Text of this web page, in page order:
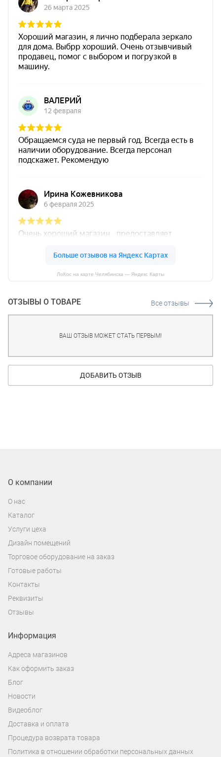
ЛоКос на карте Челябинска — Яндекс Карты
ОТЗЫВЫ О ТОВАРЕ Все отзывы
ВАШ ОТЗЫВ МОЖЕТ СТАТЬ ПЕРВЫМ!
ДОБАВИТЬ ОТЗЫВ
О компании
О нас
Каталог
Услуги цеха
Дизайн помещений
Торговое оборудование на заказ
Готовые работы
Контакты
Реквизиты
Отзывы
Информация
Адреса магазинов
Как оформить заказ
Блог
Новости
Видеоблог
Доставка и оплата
Процедура возврата товара
Политика в отношении обработки персональных данных